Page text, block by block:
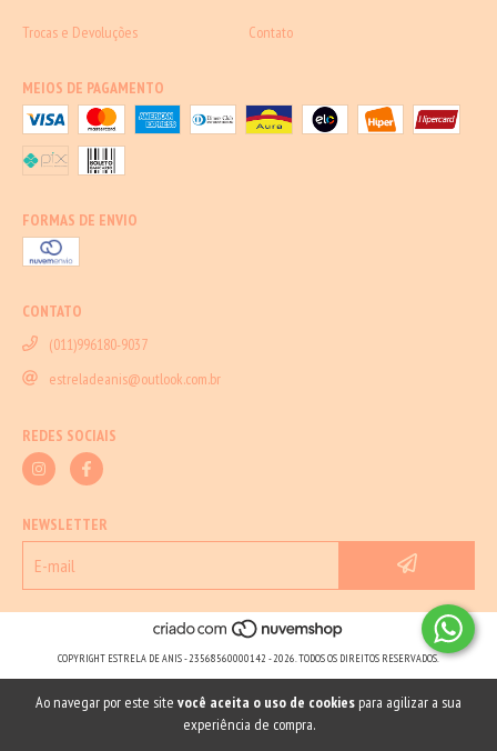
Ao navegar por este site você aceita o uso de cookies para agilizar a sua
experiência de compra.
Trocas e Devoluções Contato
MEIOS DE PAGAMENTO
FORMAS DE ENVIO
CONTATO
(011)996180-9037
estreladeanis@outlook.com.br
REDES SOCIAIS
NEWSLETTER
COPYRIGHT ESTRELA DE ANIS - 23568560000142 - 2026. TODOS OS DIREITOS RESERVADOS.